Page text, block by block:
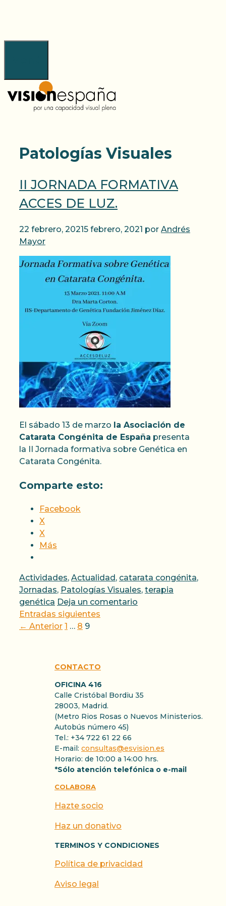
Patologías Visuales
II JORNADA FORMATIVA
ACCES DE LUZ.
22 febrero, 20215 febrero, 2021 por Andrés
Mayor
El sábado 13 de marzo la Asociación de
Catarata Congénita de España presenta
la II Jornada formativa sobre Genética en
Catarata Congénita.
Comparte esto:
Facebook
X
X
Más
Categorías
Actividades, Actualidad, catarata congénita,
Jornadas, Patologías Visuales, terapia
genética Deja un comentario
Entradas siguientes
← Anterior Página
1 … Página
8 Página
9
CONTACTO
OFICINA 416
Calle Cristóbal Bordiu 35
28003, Madrid.
(Metro Rios Rosas o Nuevos Ministerios.
Autobús número 45)
Tel.: +34 722 61 22 66
E-mail: consultas@esvision.es
Horario: de 10:00 a 14:00 hrs.
*Sólo atención telefónica o e-mail
COLABORA
Hazte socio
Haz un donativo
TERMINOS Y CONDICIONES
Política de privacidad
Aviso legal